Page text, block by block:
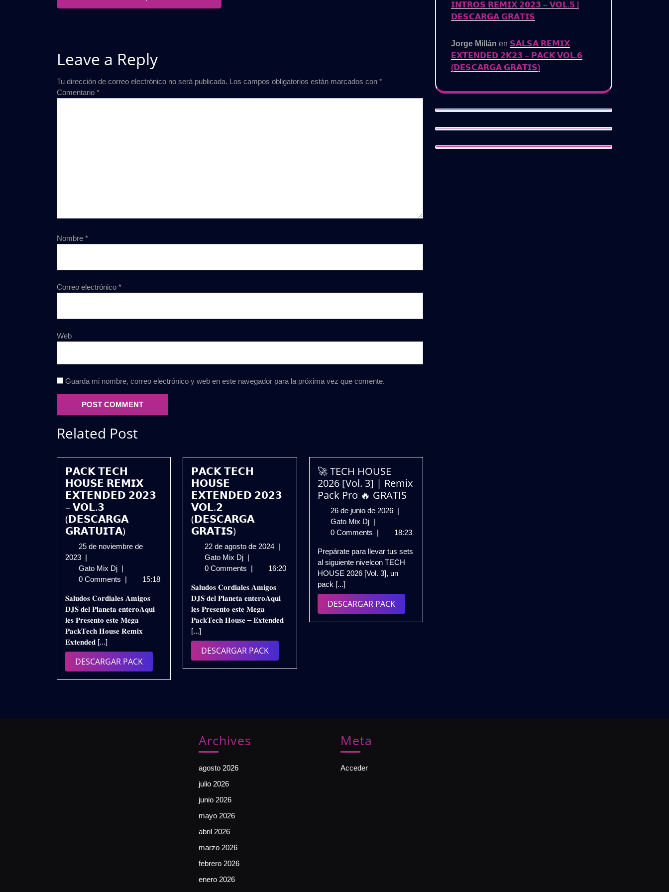
Leave a Reply
Tu dirección de correo electrónico no será publicada. Los campos obligatorios están marcados con *
Comentario *
Nombre *
Correo electrónico *
Web
Guarda mi nombre, correo electrónico y web en este navegador para la próxima vez que comente.
Related Post
𝗣𝗔𝗖𝗞 𝗧𝗘𝗖𝗛
𝗛𝗢𝗨𝗦𝗘 𝗥𝗘𝗠𝗜𝗫
𝗘𝗫𝗧𝗘𝗡𝗗𝗘𝗗 𝟮𝟬𝟮𝟯
– 𝗩𝗢𝗟.𝟯
(𝗗𝗘𝗦𝗖𝗔𝗥𝗚𝗔
𝗚𝗥𝗔𝗧𝗨𝗜𝗧𝗔)
25 de noviembre de
2023 25
de
noviembre
2023
|
Gato Mix Dj 𝗣𝗔𝗖𝗞
𝗧𝗘𝗖𝗛
𝗥𝗘𝗠𝗜𝗫
𝗘𝗫𝗧𝗘𝗡𝗗𝗘𝗗
𝟮𝟬𝟮𝟯
–
(𝗗𝗘𝗦𝗖𝗔𝗥𝗚𝗔
𝗚𝗥𝗔𝗧𝗨𝗜𝗧𝗔)
|
0 Comments | 15:18
𝐒𝐚𝐥𝐮𝐝𝐨𝐬 𝐂𝐨𝐫𝐝𝐢𝐚𝐥𝐞𝐬 𝐀𝐦𝐢𝐠𝐨𝐬
𝐃𝐉𝐒 𝐝𝐞𝐥 𝐏𝐥𝐚𝐧𝐞𝐭𝐚 𝐞𝐧𝐭𝐞𝐫𝐨𝐀𝐪𝐮𝐢
𝐥𝐞𝐬 𝐏𝐫𝐞𝐬𝐞𝐧𝐭𝐨 𝐞𝐬𝐭𝐞 𝐌𝐞𝐠𝐚
𝐏𝐚𝐜𝐤𝐓𝐞𝐜𝐡 𝐇𝐨𝐮𝐬𝐞 𝐑𝐞𝐦𝐢𝐱
𝐄𝐱𝐭𝐞𝐧𝐝𝐞𝐝 [...]
DESCARGAR PACKDESCARGAR
PACK
𝗣𝗔𝗖𝗞 𝗧𝗘𝗖𝗛
𝗛𝗢𝗨𝗦𝗘
𝗘𝗫𝗧𝗘𝗡𝗗𝗘𝗗 𝟮𝟬𝟮𝟯
𝗩𝗢𝗟.𝟮
(𝗗𝗘𝗦𝗖𝗔𝗥𝗚𝗔
𝗚𝗥𝗔𝗧𝗜𝗦)
22 de agosto de 2024 22
agosto
2024
|
Gato Mix Dj 𝗣𝗔𝗖𝗞
𝗧𝗘𝗖𝗛
𝗘𝗫𝗧𝗘𝗡𝗗𝗘𝗗
𝟮𝟬𝟮𝟯
𝗩𝗢𝗟.𝟮
(𝗗𝗘𝗦𝗖𝗔𝗥𝗚𝗔
|
0 Comments | 16:20
𝐒𝐚𝐥𝐮𝐝𝐨𝐬 𝐂𝐨𝐫𝐝𝐢𝐚𝐥𝐞𝐬 𝐀𝐦𝐢𝐠𝐨𝐬
𝐃𝐉𝐒 𝐝𝐞𝐥 𝐏𝐥𝐚𝐧𝐞𝐭𝐚 𝐞𝐧𝐭𝐞𝐫𝐨𝐀𝐪𝐮𝐢
𝐥𝐞𝐬 𝐏𝐫𝐞𝐬𝐞𝐧𝐭𝐨 𝐞𝐬𝐭𝐞 𝐌𝐞𝐠𝐚
𝐏𝐚𝐜𝐤𝐓𝐞𝐜𝐡 𝐇𝐨𝐮𝐬𝐞 – 𝐄𝐱𝐭𝐞𝐧𝐝𝐞𝐝
[...]
DESCARGAR PACKDESCARGAR
PACK
🚀 TECH HOUSE
2026 [Vol. 3] | Remix
Pack Pro 🔥 GRATIS
26 de junio de 2026 26
junio
2026
|
Gato Mix Dj 🚀
TECH
2026
[Vol.
3]
Pack
|
0 Comments | 18:23
Prepárate para llevar tus sets
al siguiente nivelcon TECH
HOUSE 2026 [Vol. 3], un
pack [...]
DESCARGAR PACKDESCARGAR
PACK
𝗜𝗡𝗧𝗥𝗢𝗦 𝗥𝗘𝗠𝗜𝗫 𝟮𝟬𝟮𝟯 – 𝗩𝗢𝗟.𝟱 |
𝗗𝗘𝗦𝗖𝗔𝗥𝗚𝗔 𝗚𝗥𝗔𝗧𝗜𝗦
Jorge Millán en 𝗦𝗔𝗟𝗦𝗔 𝗥𝗘𝗠𝗜𝗫
𝗘𝗫𝗧𝗘𝗡𝗗𝗘𝗗 𝟮𝗞𝟮𝟯 – 𝗣𝗔𝗖𝗞 𝗩𝗢𝗟.𝟲
(𝗗𝗘𝗦𝗖𝗔𝗥𝗚𝗔 𝗚𝗥𝗔𝗧𝗜𝗦)
Archives
agosto 2026
julio 2026
junio 2026
mayo 2026
abril 2026
marzo 2026
febrero 2026
enero 2026
Meta
Acceder